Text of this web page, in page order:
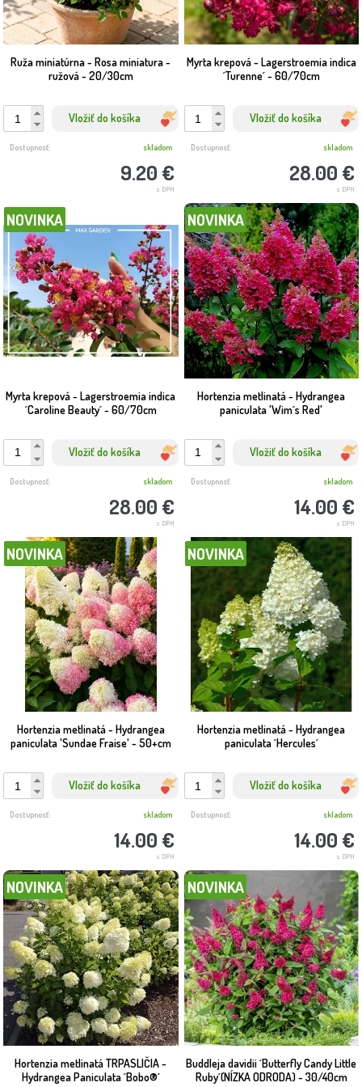
s trvalkami, ihličnanmi či ako pozadie pre sezónne výsadby.
Ruža miniatúrna - Rosa miniatura -
ružová - 20/30cm
Vložiť do košíka
9.20 €
s DPH
Dostupnosť: skladom
Myrta krepová - Lagerstroemia indica
´Turenne´ - 60/70cm
Vložiť do košíka
28.00 €
s DPH
Dostupnosť: skladom
Myrta krepová - Lagerstroemia indica
´Caroline Beauty´ - 60/70cm
NOVINKA
Vložiť do košíka
28.00 €
s DPH
Dostupnosť: skladom
Hortenzia metlinatá - Hydrangea
paniculata 'Wim´s Red'
NOVINKA
Vložiť do košíka
14.00 €
s DPH
Dostupnosť: skladom
Hortenzia metlinatá - Hydrangea
paniculata 'Sundae Fraise' - 50+cm
NOVINKA
Vložiť do košíka
14.00 €
s DPH
Dostupnosť: skladom
Hortenzia metlinatá - Hydrangea
paniculata ´Hercules´
NOVINKA
Vložiť do košíka
14.00 €
s DPH
Dostupnosť: skladom
Hortenzia metlinatá TRPASLIČIA -
Hydrangea Paniculata ´Bobo®´
NOVINKA
Buddleja davidii ´Butterfly Candy Little
Ruby´(NÍZKA ODRODA) - 30/40cm
NOVINKA